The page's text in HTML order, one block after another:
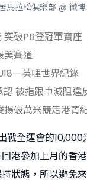
馬拉松俱樂部 @ 微博
揚破萬米競走港青
被指跟車減阻違
一英哩世界紀錄
美賽道
破PB登冠軍寶座
戰全運會的
港參加上月的香
狀態，所以避免